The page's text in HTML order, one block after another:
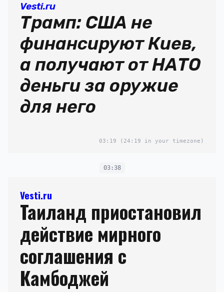
Vesti.ru
Трамп: США не
финансируют Киев,
а получают от НАТО
деньги за оружие
для него
03:19 (24:19 in your timezone)
03:38
Vesti.ru
Таиланд приостановил
действие мирного
соглашения с
Камбоджей